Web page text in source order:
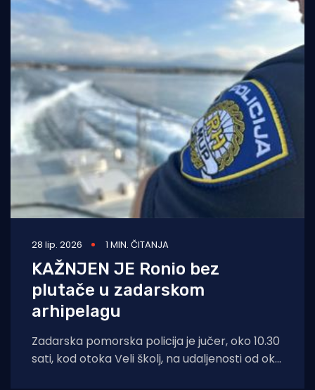
28 lip. 2026 1 MIN. ČITANJA
KAŽNJEN JE Ronio bez
plutače u zadarskom
arhipelagu
Zadarska pomorska policija je jučer, oko 10.30
sati, kod otoka Veli školj, na udaljenosti od oko